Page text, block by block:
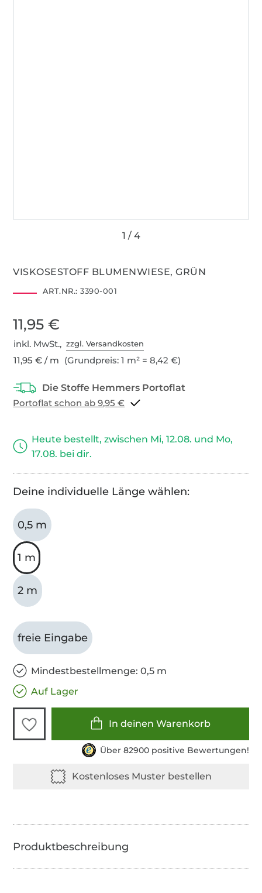
VISKOSESTOFF BLUMENWIESE, GRÜN
ART.NR.: 3390-001
11,95 €
inkl. MwSt.,zzgl. Versandkosten
11,95 € / m (Grundpreis: 1 m² = 8,42 €)
Portoflat schon ab 9,95 €
Heute bestellt, zwischen Mi, 12.08. und Mo,
17.08. bei dir.
Deine individuelle Länge wählen:
0,5 m
1 m
2 m
freie Eingabe
Mindestbestellmenge: 0,5 m
Auf Lager
In deinen Warenkorb
Über 82900 positive Bewertungen!